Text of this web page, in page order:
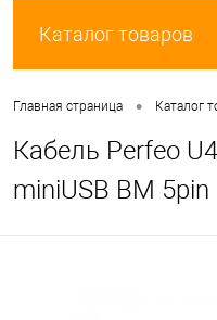
Каталог товаров
Главная страница • Каталог
Кабель Perfeo
miniUSB BM